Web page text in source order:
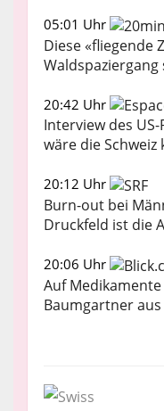
05:01 Uhr
Diese «fliegende
Waldspaziergang
20:42 Uhr
Interview des
wäre die Schweiz
20:12 Uhr
Burn-out bei
Druckfeld ist die
20:06 Uhr
Auf
Baumgartner aus